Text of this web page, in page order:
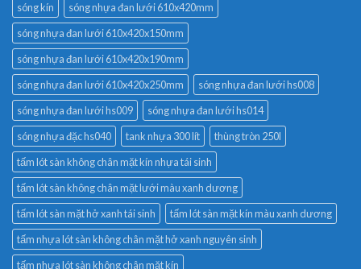
sóng kín
sóng nhựa đan lưới 610x420mm
sóng nhựa đan lưới 610x420x150mm
sóng nhựa đan lưới 610x420x190mm
sóng nhựa đan lưới 610x420x250mm
sóng nhựa đan lưới hs008
sóng nhựa đan lưới hs009
sóng nhựa đan lưới hs014
sóng nhựa đặc hs040
tank nhựa 300 lít
thùng tròn 250l
tấm lót sàn không chân mặt kín nhựa tái sinh
tấm lót sàn không chân mặt lưới màu xanh dương
tấm lót sàn mặt hở xanh tái sinh
tấm lót sàn mặt kín màu xanh dương
tấm nhựa lót sàn không chân mặt hở xanh nguyên sinh
tấm nhựa lót sàn không chân mặt kín